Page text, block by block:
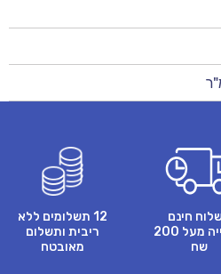
חינם
בקנייה מעל 200
שח
12 תשלומים ללא
ריבית ותשלום
מאובטח